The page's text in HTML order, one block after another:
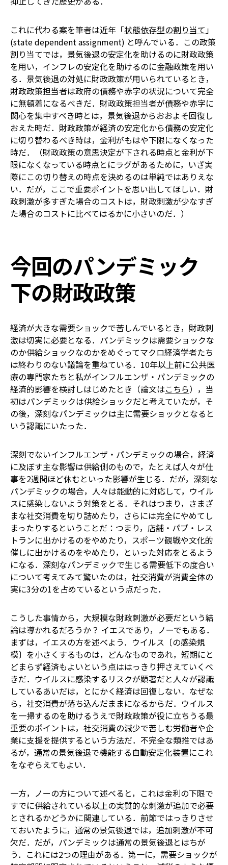
これに代わる案を筆者は近年「状態依存型の割り当て」
(state dependent assignment) と呼んでいる．この政策
割り当てでは，景気後退の安定化を助けるのに財政政策
を用い，インフレの安定化を助けるのに金融政策を用い
る．景気後退の対処に財政政策が用いられているとき，
財政政策担当者は政府の債務や赤字の状況について完全
に無頓着になるべきだ．財政政策担当者が債務や赤字に
関心を集中すべき時とは，景気後退からおおよそ回復し
おえた時だ．財政政策が経済の安定化から債務の安定化
に切り替わるべき時は，金利がもはや下限になくなった
時だ．（財政政策の意思決定が下される時点と金利が下
限になくなっている時点とにラグがあるために，いざ実
際にこの切り替えの時点を決めるのは単純ではありえな
い．だが，ここで重要ポイントを思い出してほしい．財
政刺激が多すぎた場合のコストは，財政刺激が少なすぎ
た場合のコストに比べてはるかに小さいのだ．）
今回のパンデミック
下の財政政策
経済が大きな需要ショックで苦しんでいるとき，財政刺
激は切実に必要となる．パンデミックは需要ショックな
のか供給ショックなのかをめぐってマクロ経済学者たち
は終わりのない議論を重ねている．10年以上前に公共医
療の専門家たちと私がインフルエンザ・パンデミックの
経済的影響を検討しはじめたとき（論文はこちら），当
初はパンデミックは供給ショックだと考えていたが，そ
の後，深刻なパンデミックは主に需要ショックとなると
いう認識にいたった．
深刻でないインフルエンザ・パンデミックの場合，経済
に及ぼす主な影響は供給側のもので，たとえば人々が仕
事を2週間ほど休むといった影響が生じる．だが，深刻な
パンデミックの場合，人々は能動的に対応して，ウイル
スに感染しないよう対策をとる．それはつまり，さまざ
まな社交消費を切り詰めたり，さらには完全にやめてし
まったりするということだ：つまり，店舗・パブ・レス
トランに出かけるのをやめたり，スポーツ観戦や文化的
催しに出かけるのをやめたり，といった対応をとるよう
になる．深刻なパンデミックで生じる需要低下の度合い
について考えてみて驚いたのは，社交消費が消費全体の
実に3分の1を占めているという点だった．
こうした事情から，大規模な財政刺激が必要だという結
論は導かれるだろうか？ イエスであり，ノーでもある．
まずは，イエスの方を述べよう．ウイルス〔の感染規
模〕を小さくするものは，どんなものであれ，短期にと
どまらず経済もよいという点ははっきり押さえていくべ
きだ．ウイルスに感染するリスクが顕著だと人々が認識
しているあいだは，とにかく経済は回復しない．なぜな
ら，社交消費が落ち込んだままになるからだ．ウイルス
を一掃するのを助けるうえで財政政策が役に立ちうる最
重要のポイントは，社交消費の減少で苦しむ労働者や企
業に支援を提供するという方法だ．不完全な類推ではあ
るが，通常の景気後退で機能する自動安定化装置にこれ
をなぞらえてもよい．
一方，ノーの方について述べると，これは金利の下限で
すでに供給されている以上の実質的な刺激が追加で必要
とされるかどうかに関連している．前節ではっきりさせ
ておいたように，通常の景気後退では，追加刺激が不可
欠だ．だが，パンデミックは通常の景気後退とはちが
う．これには2つの理由がある．第一に，需要ショックが